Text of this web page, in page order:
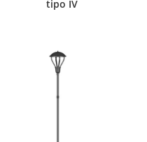
tipo IV